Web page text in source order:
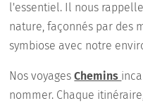
l'essentiel. Il nous
nature, façonnés par des
symbiose avec notre
Nos voyagesChemins
nommer. Chaque